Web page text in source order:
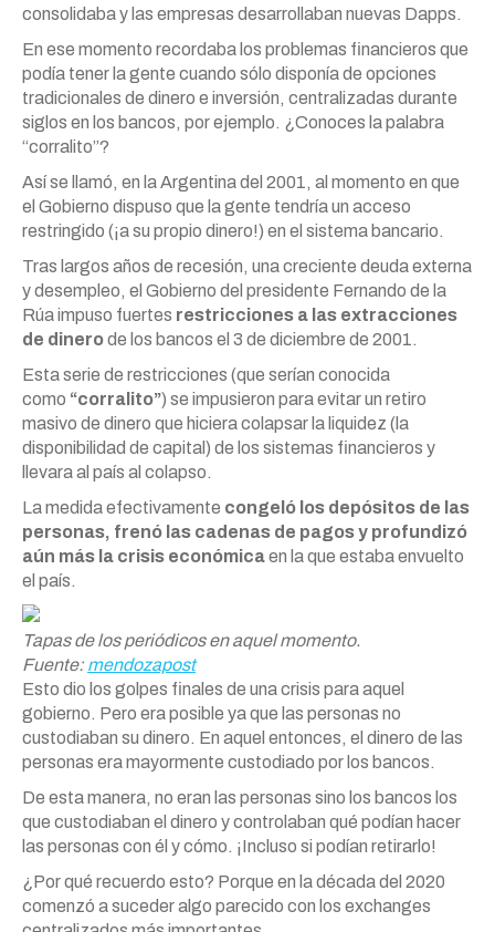
consolidaba y las empresas desarrollaban nuevas Dapps.
En ese momento recordaba los problemas financieros que
podía tener la gente cuando sólo disponía de opciones
tradicionales de dinero e inversión, centralizadas durante
siglos en los bancos, por ejemplo. ¿Conoces la palabra
“corralito”?
Así se llamó, en la Argentina del 2001, al momento en que
el Gobierno dispuso que la gente tendría un acceso
restringido (¡a su propio dinero!) en el sistema bancario.
Tras largos años de recesión, una creciente deuda externa
y desempleo, el Gobierno del presidente Fernando de la
Rúa impuso fuertes restricciones a las extracciones
de dinerode los bancos el 3 de diciembre de 2001.
Esta serie de restricciones (que serían conocida
como “corralito”) se impusieron para evitar un retiro
masivo de dinero que hiciera colapsar la liquidez (la
disponibilidad de capital) de los sistemas financieros y
llevara al país al colapso.
La medida efectivamente congeló los depósitos de las
personas, frenó las cadenas de pagos y profundizó
aún más la crisis económicaen la que estaba envuelto
el país.
Tapas de los periódicos en aquel momento.
Fuente: mendozapost
Esto dio los golpes finales de una crisis para aquel
gobierno. Pero era posible ya que las personas no
custodiaban su dinero. En aquel entonces, el dinero de las
personas era mayormente custodiado por los bancos.
De esta manera, no eran las personas sino los bancos los
que custodiaban el dinero y controlaban qué podían hacer
las personas con él y cómo. ¡Incluso si podían retirarlo!
¿Por qué recuerdo esto? Porque en la década del 2020
comenzó a suceder algo parecido con los exchanges